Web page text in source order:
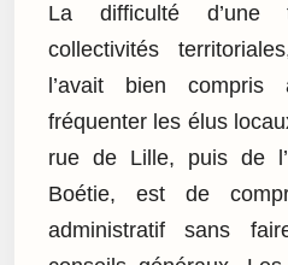
La difficulté d’une
collectivités
l’avait bien compris
fréquenter les élus
rue de Lille, puis de
Boétie, est de
administratif sans